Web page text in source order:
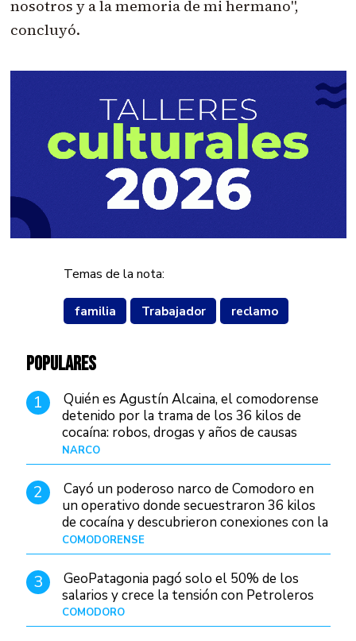
nosotros y a la memoria de mi hermano",
concluyó.
Temas de la nota:
familia Trabajador reclamo
POPULARES
1
Quién es Agustín Alcaina, el comodorense
detenido por la trama de los 36 kilos de
cocaína: robos, drogas y años de causas
judiciales
NARCO
2
Cayó un poderoso narco de Comodoro en
un operativo donde secuestraron 36 kilos
de cocaína y descubrieron conexiones con la
Patagonia
COMODORENSE
3
GeoPatagonia pagó solo el 50% de los
salarios y crece la tensión con Petroleros
COMODORO